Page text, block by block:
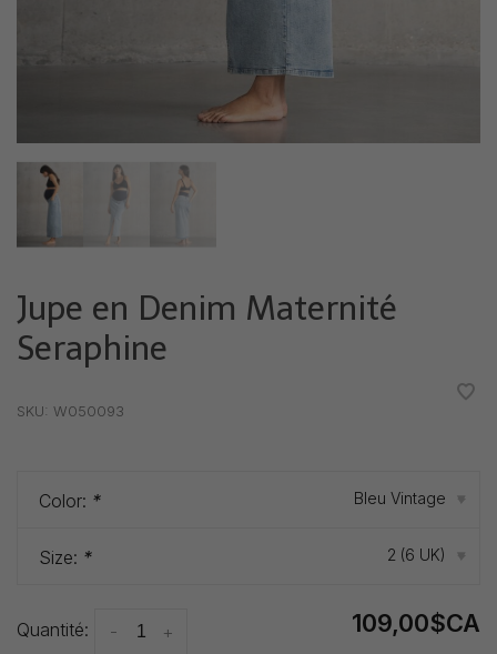
Jupe en Denim Maternité
Seraphine
SKU: W050093
Color: * Bleu Vintage ▾
Size: * 2 (6 UK) ▾
Quantité: +
- 109,00$CA